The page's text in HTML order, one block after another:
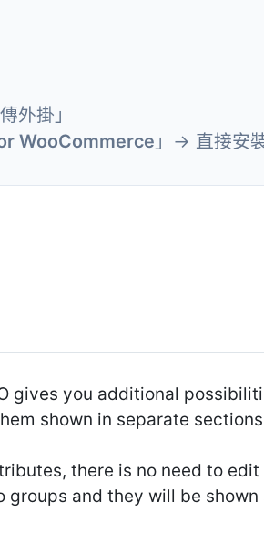
外掛」
WooCommerce 」→ 直接安
gives you additional
shown in separate
there is no need to
and they will be shown